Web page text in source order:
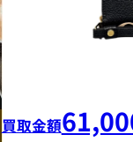
買取金額